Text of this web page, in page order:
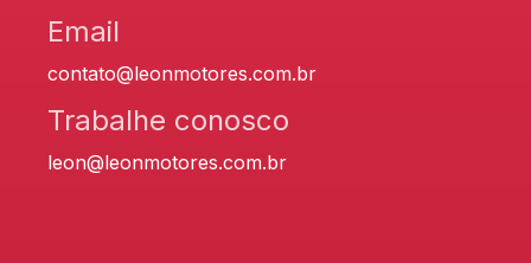
Email
contato@leonmotores.com.br
Trabalhe conosco
leon@leonmotores.com.br